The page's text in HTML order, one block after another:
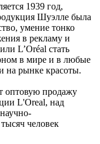
1939 год,
Шуэлле была
умение тонко
в рекламу и
L’Oréal стать
в мире и в любые
на рынке красоты.
оптовую продажу
L'Oreal, над
человек